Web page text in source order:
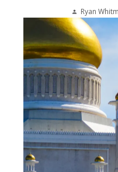
Ryan